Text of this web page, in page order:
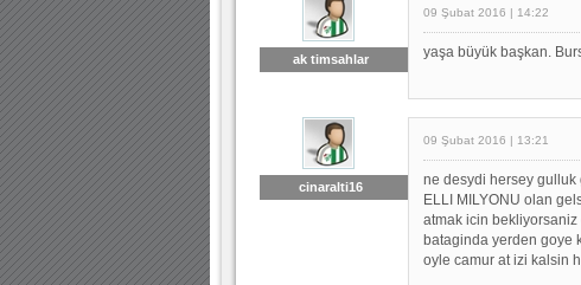
ak timsahlar
09 Şubat 2016 | 14:22
yaşa büyük başkan.
cinaralti16
09 Şubat 2016 | 13:21
ne desydi hersey
ELLI MILYONU olan
atmak icin
bataginda yerden goye
oyle camur at izi kalsin